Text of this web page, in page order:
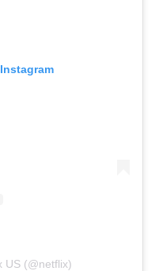
US (@netflix)